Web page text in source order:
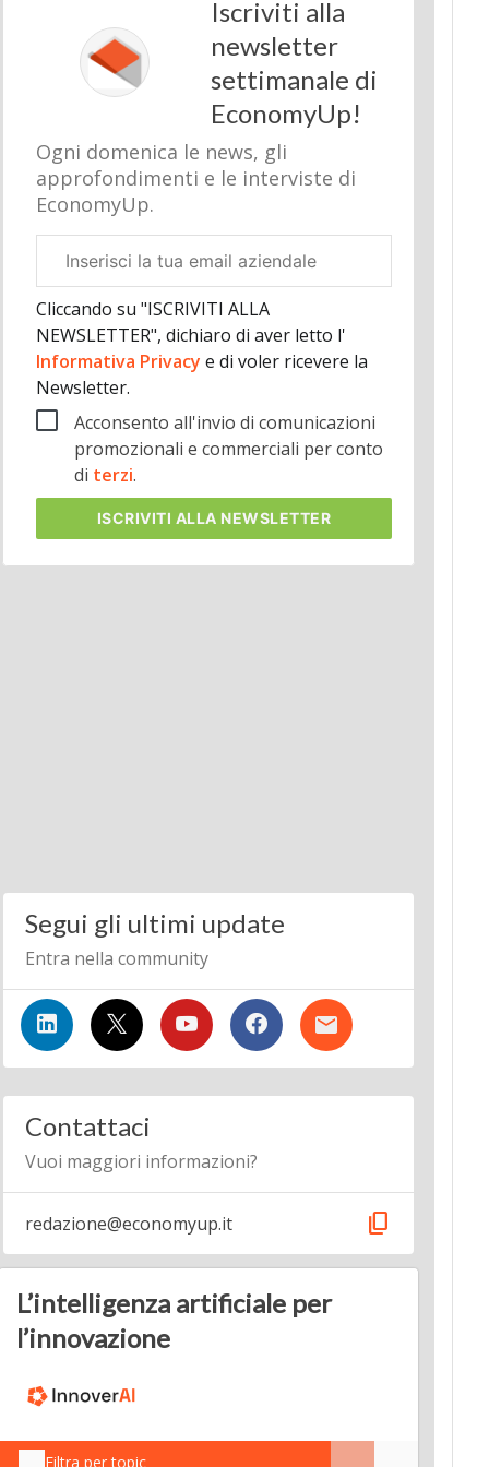
Iscriviti alla
newsletter
settimanale di
EconomyUp!
Ogni domenica le news, gli
approfondimenti e le interviste di
EconomyUp.
aziendale
Cliccando su "ISCRIVITI ALLA
NEWSLETTER", dichiaro di aver letto l'
Informativa Privacy e di voler ricevere la
Newsletter.
Acconsento all'invio di comunicazioni
promozionali e commerciali per conto
di terzi.
ISCRIVITI ALLA NEWSLETTER
Segui gli ultimi update
Entra nella community
Contattaci
Vuoi maggiori informazioni?
redazione@economyup.it content_copy
L’intelligenza artificiale per
l’innovazione
Filtra per topic